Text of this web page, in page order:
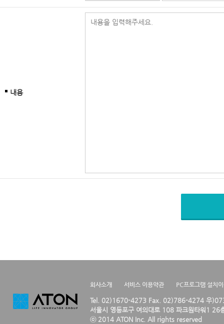
내용
회사소개 서비스 이용약관 PC프로그램 설치
Tel. 02)1670-4273 Fax. 02)786-4274 우
서울시 영등포구 여의대로 108 파크원타워1 26
ⓒ 2014 ATON Inc. All rights reserved